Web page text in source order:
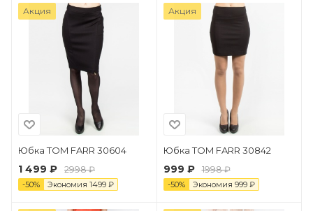
Акция
Юбка TOM FARR 30604
1 499 ₽ 2998 ₽
-50% Экономия 1499 ₽
Акция
Юбка TOM FARR 30842
999 ₽ 1998 ₽
-50% Экономия 999₽